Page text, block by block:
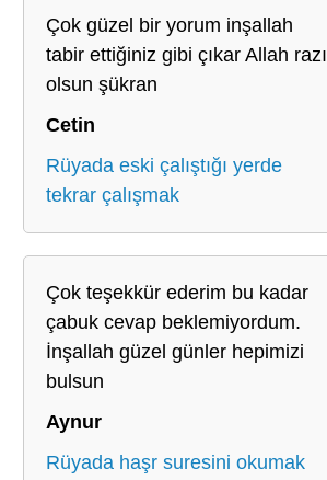
Çok güzel bir yorum inşallah
tabir ettiğiniz gibi çıkar Allah razı
olsun şükran
Cetin
Rüyada eski çalıştığı yerde
tekrar çalışmak
Çok teşekkür ederim bu kadar
çabuk cevap beklemiyordum.
İnşallah güzel günler hepimizi
bulsun
Aynur
Rüyada haşr suresini okumak